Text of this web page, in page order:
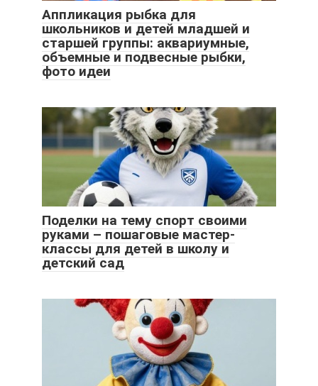
Аппликация рыбка для
школьников и детей младшей и
старшей группы: аквариумные,
объемные и подвесные рыбки,
фото идеи
Поделки на тему спорт своими
руками – пошаговые мастер-
классы для детей в школу и
детский сад